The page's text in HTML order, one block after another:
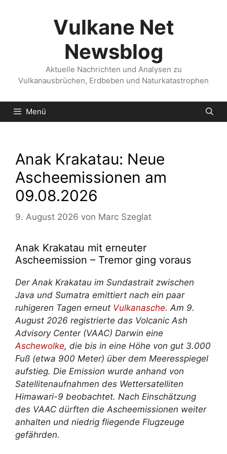
Vulkane Net
Newsblog
Aktuelle Nachrichten und Analysen zu
Vulkanausbrüchen, Erdbeben und Naturkatastrophen
Menü
Anak Krakatau: Neue
Ascheemissionen am
09.08.2026
9. August 2026 von Marc Szeglat
Anak Krakatau mit erneuter
Ascheemission – Tremor ging voraus
Der Anak Krakatau im Sundastrait zwischen
Java und Sumatra emittiert nach ein paar
ruhigeren Tagen erneut Vulkanasche. Am 9.
August 2026 registrierte das Volcanic Ash
Advisory Center (VAAC) Darwin eine
Aschewolke, die bis in eine Höhe von gut 3.000
Fuß (etwa 900 Meter) über dem Meeresspiegel
aufstieg. Die Emission wurde anhand von
Satellitenaufnahmen des Wettersatelliten
Himawari-9 beobachtet. Nach Einschätzung
des VAAC dürften die Ascheemissionen weiter
anhalten und niedrig fliegende Flugzeuge
gefährden.